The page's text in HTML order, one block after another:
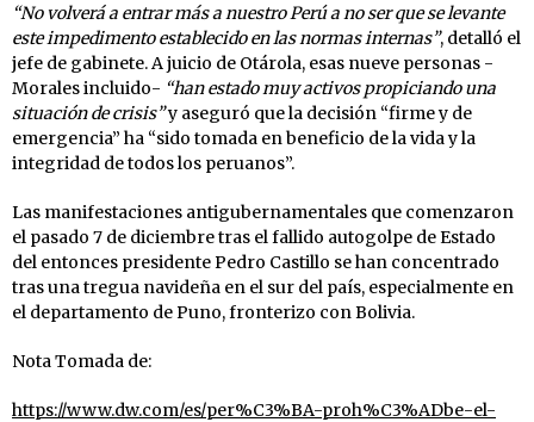
“No volverá a entrar más a nuestro Perú a no ser que se levante
este impedimento establecido en las normas internas”, detalló el
jefe de gabinete. A juicio de Otárola, esas nueve personas -
Morales incluido- “han estado muy activos propiciando una
situación de crisis”y aseguró que la decisión “firme y de
emergencia” ha “sido tomada en beneficio de la vida y la
integridad de todos los peruanos”.
Las manifestaciones antigubernamentales que comenzaron
el pasado 7 de diciembre tras el fallido autogolpe de Estado
del entonces presidente Pedro Castillo se han concentrado
tras una tregua navideña en el sur del país, especialmente en
el departamento de Puno, fronterizo con Bolivia.
Nota Tomada de:
https://www.dw.com/es/per%C3%BA-proh%C3%ADbe-el-